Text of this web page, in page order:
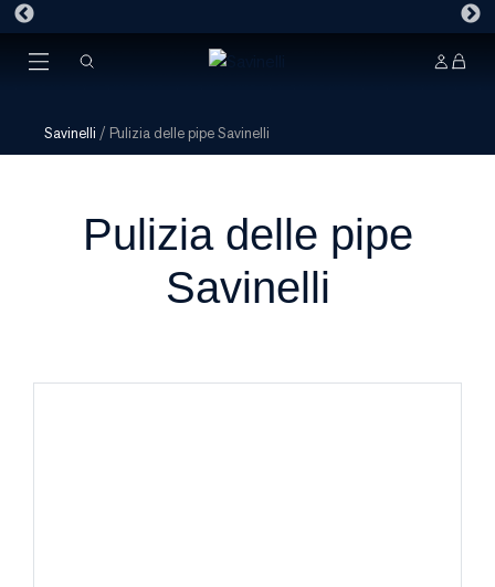
Savinelli / Pulizia delle pipe Savinelli
Pulizia delle pipe
Savinelli